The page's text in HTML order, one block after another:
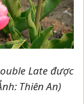
Late được
Thiên An)